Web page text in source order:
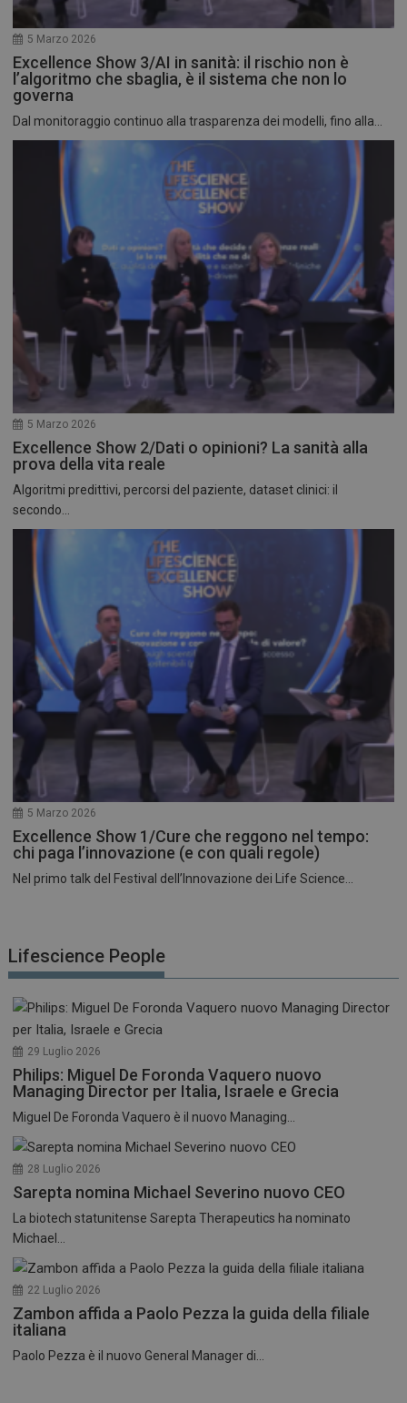
5 Marzo 2026
Excellence Show 3/AI in sanità: il rischio non è
l’algoritmo che sbaglia, è il sistema che non lo
governa
Dal monitoraggio continuo alla trasparenza dei modelli, fino alla...
5 Marzo 2026
Excellence Show 2/Dati o opinioni? La sanità alla
prova della vita reale
Algoritmi predittivi, percorsi del paziente, dataset clinici: il
secondo...
5 Marzo 2026
Excellence Show 1/Cure che reggono nel tempo:
chi paga l’innovazione (e con quali regole)
Nel primo talk del Festival dell’Innovazione dei Life Science...
Lifescience People
29 Luglio 2026
Philips: Miguel De Foronda Vaquero nuovo
Managing Director per Italia, Israele e Grecia
Miguel De Foronda Vaquero è il nuovo Managing...
28 Luglio 2026
Sarepta nomina Michael Severino nuovo CEO
La biotech statunitense Sarepta Therapeutics ha nominato
Michael...
22 Luglio 2026
Zambon affida a Paolo Pezza la guida della filiale
italiana
Paolo Pezza è il nuovo General Manager di...